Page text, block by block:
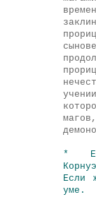
*
Если
уме.